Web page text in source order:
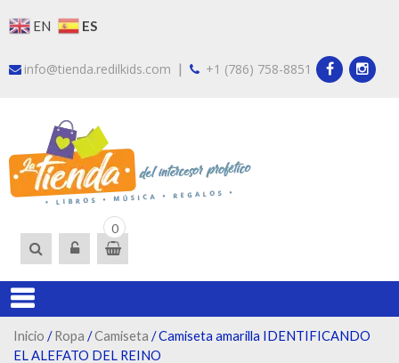
to
EN ES
info@tienda.redilkids.com | +1 (786) 758-8851
0
Inicio /Ropa /Camiseta / Camiseta amarilla IDENTIFICANDO
EL ALEFATO DEL REINO